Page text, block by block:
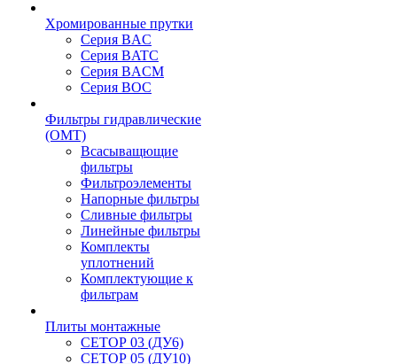
Хромированные прутки
Серия BAC
Серия BATC
Серия BACM
Серия BOC
Фильтры гидравлические
(OMT)
Всасыващющие
фильтры
Фильтроэлементы
Напорные фильтры
Сливные фильтры
Линейные фильтры
Комплекты
уплотнений
Комплектующие к
фильтрам
Плиты монтажные
CЕТОР 03 (ДУ6)
CЕТОР 05 (ДУ10)